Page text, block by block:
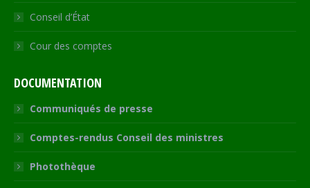
Conseil d’État
Cour des comptes
DOCUMENTATION
Communiqués de presse
Comptes-rendus Conseil des ministres
Photothèque